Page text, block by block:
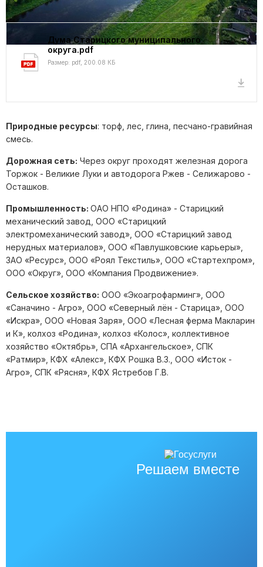
Дума Старицкого муниципального
округа.pdf
Размер: pdf, 200.08 КБ
Природные ресурсы: торф, лес, глина, песчано-гравийная
смесь.
Дорожная сеть: Через округ проходят железная дорога
Торжок - Великие Луки и автодорога Ржев - Селижарово -
Осташков.
Промышленность: ОАО НПО «Родина» - Старицкий
механический завод, ООО «Старицкий
электромеханический завод», ООО «Старицкий завод
нерудных материалов», ООО «Павлушковские карьеры»,
ЗАО «Ресурс», ООО «Роял Текстиль», ООО «Стартехпром»,
ООО «Округ», ООО «Компания Продвижение».
Сельское хозяйство: ООО «Экоагрофарминг», ООО
«Саначино - Агро», ООО «Северный лён - Старица», ООО
«Искра», ООО «Новая Заря», ООО «Лесная ферма Макларин
и К», колхоз «Родина», колхоз «Колос», коллективное
хозяйство «Октябрь», СПА «Архангельское», СПК
«Ратмир», КФХ «Алекс», КФХ Рошка В.З., ООО «Исток -
Агро», СПК «Рясня», КФХ Ястребов Г.В.
Решаем вместе